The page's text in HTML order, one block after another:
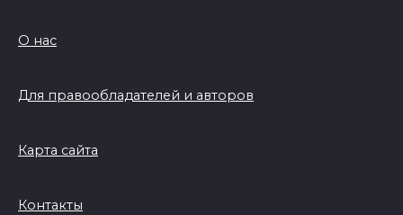
О нас
Для правообладателей и авторов
Карта сайта
Контакты